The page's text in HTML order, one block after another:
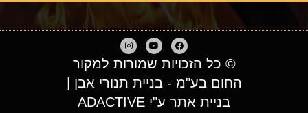
© כל הזכויות שמורות למקור
החום בע"מ - בניית תנורי אבן |
בניית אתר ע"י ADACTIVE